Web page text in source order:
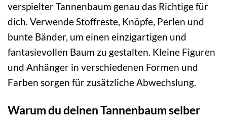
verspielter Tannenbaum genau das Richtige für
dich. Verwende Stoffreste, Knöpfe, Perlen und
bunte Bänder, um einen einzigartigen und
fantasievollen Baum zu gestalten. Kleine Figuren
und Anhänger in verschiedenen Formen und
Farben sorgen für zusätzliche Abwechslung.
Warum du deinen Tannenbaum selber